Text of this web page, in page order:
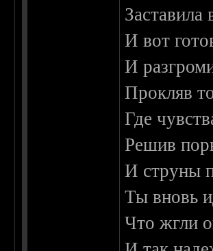
Заставила
И вот
И
Прокляв
Где
Решив
И струны
Ты вновь
Что жгли